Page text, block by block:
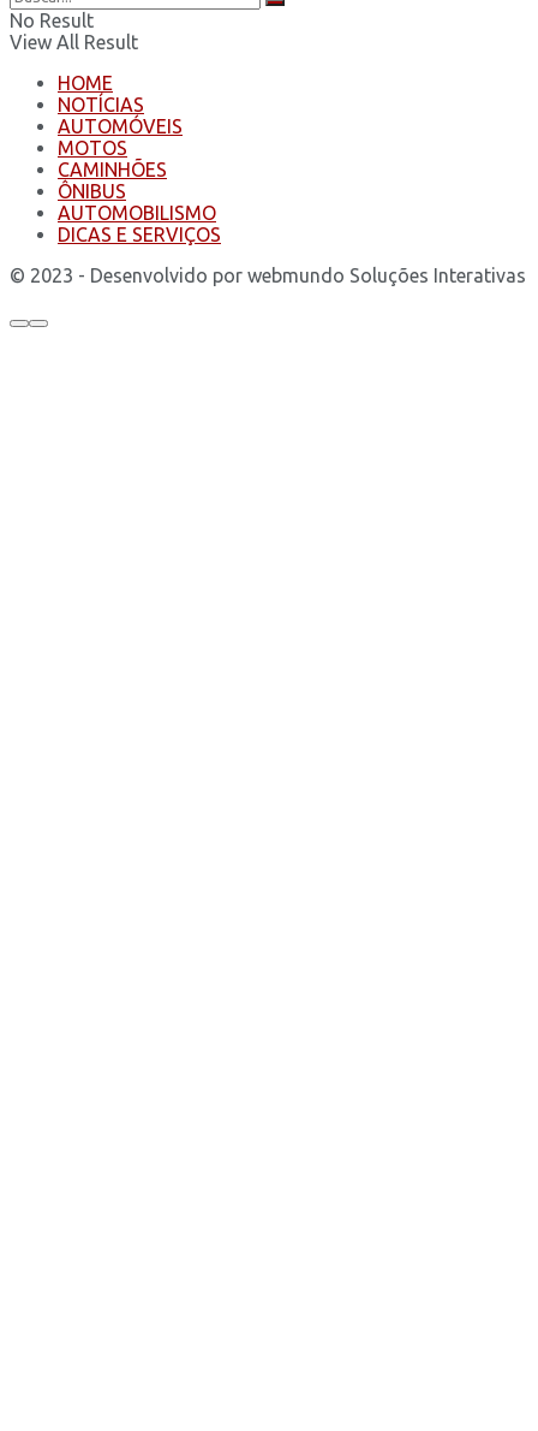
No Result
View All Result
HOME
NOTÍCIAS
AUTOMÓVEIS
MOTOS
CAMINHÕES
ÔNIBUS
AUTOMOBILISMO
DICAS E SERVIÇOS
© 2023 - Desenvolvido por webmundo Soluções Interativas